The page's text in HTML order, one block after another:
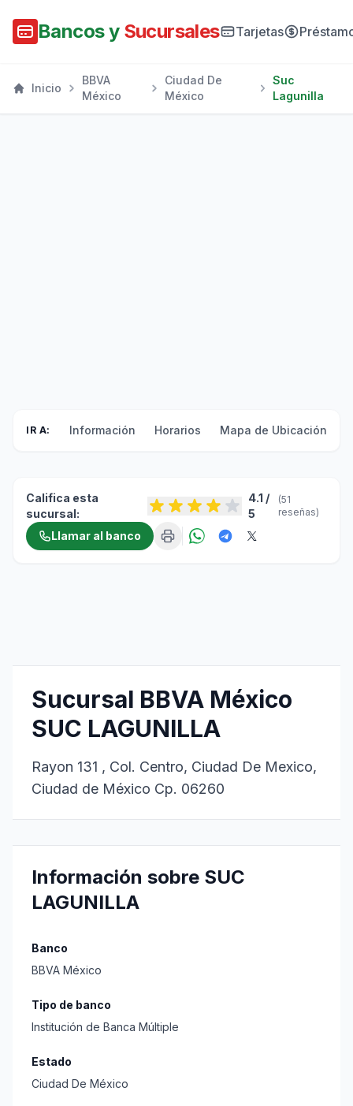
Bancos y Sucursales Tarjetas
Inicio
BBVA
México
Ciudad De
México
Suc
Lagunilla
IR A: Información Horarios Mapa de Ubicación
Califica esta
sucursal:
4.1 /
5
(51
reseñas)
Llamar al banco
Sucursal BBVA México
SUC LAGUNILLA
Rayon 131 , Col. Centro, Ciudad De Mexico,
Ciudad de México Cp. 06260
Información sobre SUC
LAGUNILLA
Banco
BBVA México
Tipo de banco
Institución de Banca Múltiple
Estado
Ciudad De México